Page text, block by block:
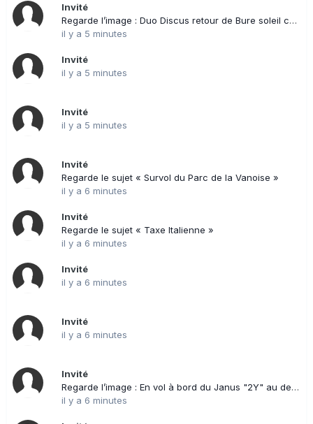
Invité
Regarde l’image : Duo Discus retour de Bure soleil couchant
il y a 5 minutes
Invité
il y a 5 minutes
Invité
il y a 5 minutes
Invité
Regarde le sujet « Survol du Parc de la Vanoise »
il y a 6 minutes
Invité
Regarde le sujet « Taxe Italienne »
il y a 6 minutes
Invité
il y a 6 minutes
Invité
il y a 6 minutes
Invité
Regarde l’image : En vol à bord du Janus "2Y" au dessus de Kruth
il y a 6 minutes